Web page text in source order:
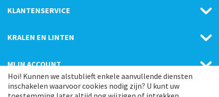
KLANTENSERVICE
KRALEN EN LINTEN
MIJN ACCOUNT
CATEGORIE
Hoi! Kunnen we alstublieft enkele aanvullende diensten
inschakelen waarvoor cookies nodig zijn? U kunt uw